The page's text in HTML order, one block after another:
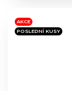
hvězdiček.
AKCE
POSLEDNÍ KUSY